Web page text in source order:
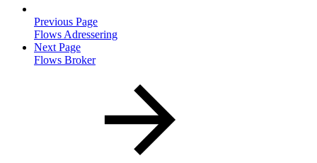
Previous Page
Flows Adressering
Next Page
Flows Broker